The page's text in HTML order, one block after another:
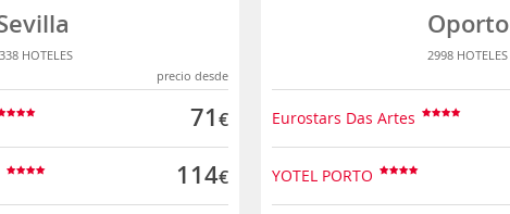
HOTELES
precio desde
71€
114€
Oporto
2998 HOTELES
Eurostars Das Artes
YOTEL PORTO